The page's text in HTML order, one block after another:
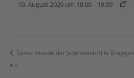
10. August 2026 um 18:00 - 19:30
Sprechstunde der JedermannHilfe Brüggen
e.V.